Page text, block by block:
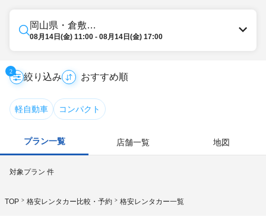
岡山県・倉敷・総社・井笠
08月14日(金) 11:00 - 08月14日(金) 17:00
2
絞り込み
軽自動車 コンパクト
プラン一覧 店舗一覧 地図
対象プラン 件
TOP 格安レンタカー比較・予約 格安レンタカー一覧